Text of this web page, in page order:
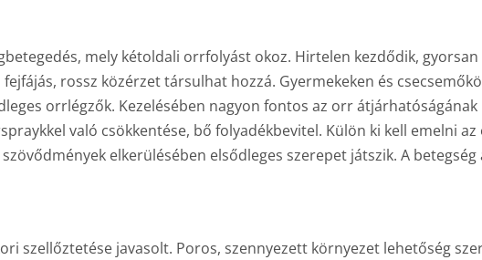
mely kétoldali orrfolyást okoz. Hirtelen kezdődik, gyorsan
rossz közérzet társulhat hozzá. Gyermekeken és
orrlégzők. Kezelésében nagyon fontos az orr
való csökkentése, bő folyadékbevitel. Külön ki kell emelni az
elkerülésében elsődleges szerepet játszik. A
szellőztetése javasolt. Poros, szennyezett környezet lehetőség